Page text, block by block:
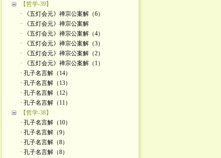
【哲学-39】
· 《五灯会元》禅宗公案解（6）
· 《五灯会元》禅宗公案解
· 《五灯会元》禅宗公案解（4）
· 《五灯会元》禅宗公案解（3）
· 《五灯会元》禅宗公案解（2）
· 《五灯会元》禅宗公案解（1）
· 孔子名言解（14）
· 孔子名言解（13）
· 孔子名言解（12）
· 孔子名言解（11）
【哲学-38】
· 孔子名言解（10）
· 孔子名言解（9）
· 孔子名言解（8）
· 孔子名言解（8）